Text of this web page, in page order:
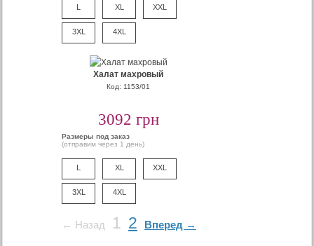
L XL XXL
3XL 4XL
Халат махровый
Код: 1153/01
3092 грн
Размеры под заказ
(отправим через 1 день)
L XL XXL
3XL 4XL
← Назад 1 2 Вперед →